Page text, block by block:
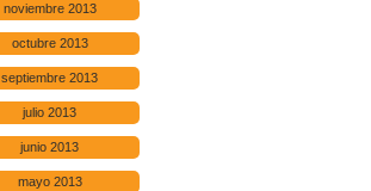
noviembre 2013
octubre 2013
septiembre 2013
julio 2013
junio 2013
mayo 2013